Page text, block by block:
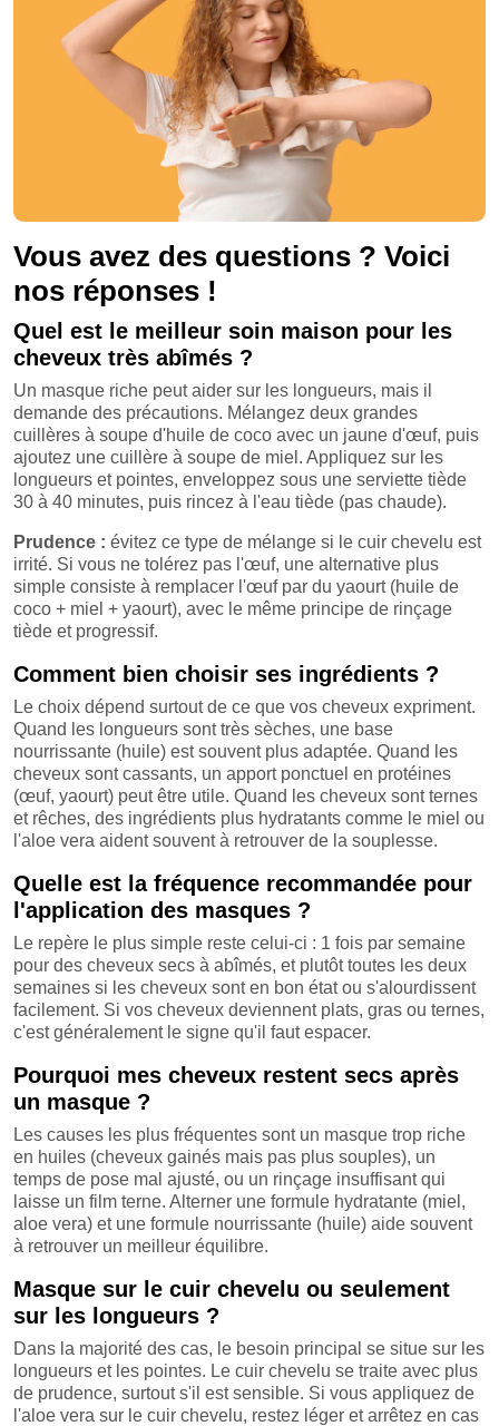
Vous avez des questions ? Voici
nos réponses !
Quel est le meilleur soin maison pour les
cheveux très abîmés ?
Un masque riche peut aider sur les longueurs, mais il
demande des précautions. Mélangez deux grandes
cuillères à soupe d'huile de coco avec un jaune d'œuf, puis
ajoutez une cuillère à soupe de miel. Appliquez sur les
longueurs et pointes, enveloppez sous une serviette tiède
30 à 40 minutes, puis rincez à l'eau tiède (pas chaude).
Prudence : évitez ce type de mélange si le cuir chevelu est
irrité. Si vous ne tolérez pas l'œuf, une alternative plus
simple consiste à remplacer l'œuf par du yaourt (huile de
coco + miel + yaourt), avec le même principe de rinçage
tiède et progressif.
Comment bien choisir ses ingrédients ?
Le choix dépend surtout de ce que vos cheveux expriment.
Quand les longueurs sont très sèches, une base
nourrissante (huile) est souvent plus adaptée. Quand les
cheveux sont cassants, un apport ponctuel en protéines
(œuf, yaourt) peut être utile. Quand les cheveux sont ternes
et rêches, des ingrédients plus hydratants comme le miel ou
l'aloe vera aident souvent à retrouver de la souplesse.
Quelle est la fréquence recommandée pour
l'application des masques ?
Le repère le plus simple reste celui-ci : 1 fois par semaine
pour des cheveux secs à abîmés, et plutôt toutes les deux
semaines si les cheveux sont en bon état ou s'alourdissent
facilement. Si vos cheveux deviennent plats, gras ou ternes,
c'est généralement le signe qu'il faut espacer.
Pourquoi mes cheveux restent secs après
un masque ?
Les causes les plus fréquentes sont un masque trop riche
en huiles (cheveux gainés mais pas plus souples), un
temps de pose mal ajusté, ou un rinçage insuffisant qui
laisse un film terne. Alterner une formule hydratante (miel,
aloe vera) et une formule nourrissante (huile) aide souvent
à retrouver un meilleur équilibre.
Masque sur le cuir chevelu ou seulement
sur les longueurs ?
Dans la majorité des cas, le besoin principal se situe sur les
longueurs et les pointes. Le cuir chevelu se traite avec plus
de prudence, surtout s'il est sensible. Si vous appliquez de
l'aloe vera sur le cuir chevelu, restez léger et arrêtez en cas